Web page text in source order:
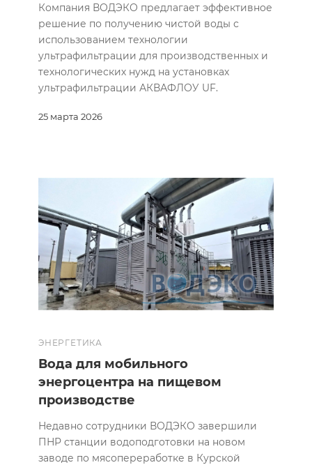
25 марта 2026
Компания ВОДЭКО предлагает эффективное
решение по получению чистой воды с
использованием технологии
ультрафильтрации для производственных и
технологических нужд на установках
ультрафильтрации АКВАФЛОУ UF.
ЭНЕРГЕТИКА
Вода для мобильного
энергоцентра на пищевом
производстве
Недавно сотрудники ВОДЭКО завершили
ПНР станции водоподготовки на новом
заводе по мясопереработке в Курской